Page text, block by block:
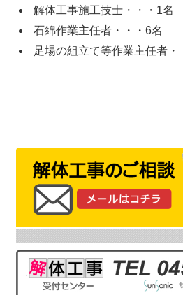
解体工事施工技士・・・1名
石綿作業主任者・・・6名
足場の組立て等作業主任者・